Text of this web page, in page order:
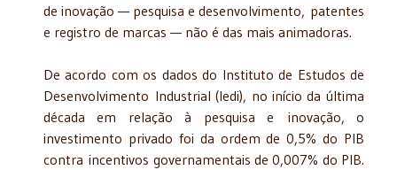
de inovação — pesquisa e desenvolvimento, patentes
e registro de marcas — não é das mais animadoras.
De acordo com os dados do Instituto de Estudos de
Desenvolvimento Industrial (Iedi), no início da última
década em relação à pesquisa e inovação, o
investimento privado foi da ordem de 0,5% do PIB
contra incentivos governamentais de 0,007% do PIB.